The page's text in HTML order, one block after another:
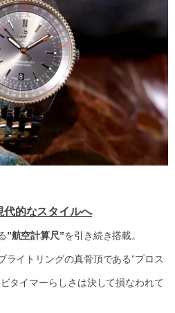
代的なスタイルへ
”航空計算尺”を引き続き搭載。
ライトリングの真骨頂である”プロス
タイマーらしさは決して損なわれて